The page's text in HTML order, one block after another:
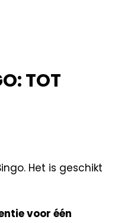
TOT
Het is geschikt
voor één